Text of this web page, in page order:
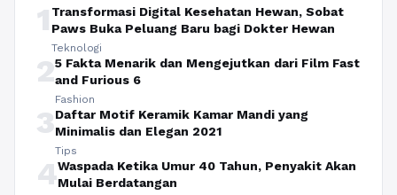
1 Transformasi Digital Kesehatan Hewan, Sobat
Paws Buka Peluang Baru bagi Dokter Hewan
Teknologi
25 Fakta Menarik dan Mengejutkan dari Film Fast
and Furious 6
Fashion
3Daftar Motif Keramik Kamar Mandi yang
Minimalis dan Elegan 2021
Tips
4Waspada Ketika Umur 40 Tahun, Penyakit Akan
Mulai Berdatangan